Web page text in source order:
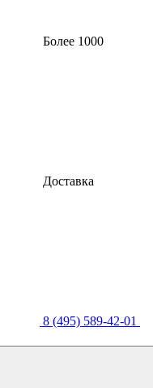
Более 1000
Доставка
8 (495) 589-42-01